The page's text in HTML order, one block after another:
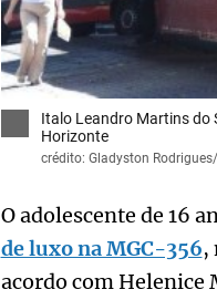
Italo Leandro Martins do
Horizonte
crédito: Gladyston
O adolescente de 16
de luxo na MGC-356,
acordo com Helenice